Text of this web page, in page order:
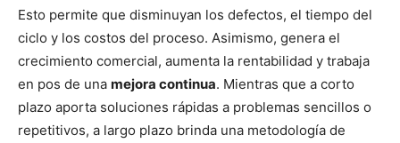
Esto permite que disminuyan los defectos, el tiempo del
ciclo y los costos del proceso. Asimismo, genera el
crecimiento comercial, aumenta la rentabilidad y trabaja
en pos de una mejora continua. Mientras que a corto
plazo aporta soluciones rápidas a problemas sencillos o
repetitivos, a largo plazo brinda una metodología de